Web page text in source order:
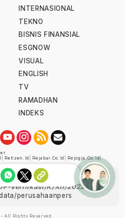
INTERNASIONAL
TEKNO
BISNIS FINANSIAL
ESGNOW
VISUAL
ENGLISH
TV
RAMADHAN
INDEKS
Retizen.id Rejabar.co.id Rejogja.co.id|
oleh Dewan Pers
Verifikasi/K/XII/2022
perusahaanpers
All Rights Reserved.
Ask me!